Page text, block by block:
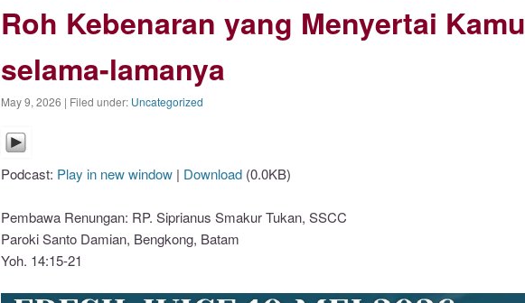
Roh Kebenaran yang Menyertai Kamu
selama-lamanya
May 9, 2026 | Filed under: Uncategorized
Podcast: Play in new window| Download(0.0KB)
Pembawa Renungan: RP. Siprianus Smakur Tukan, SSCC
Paroki Santo Damian, Bengkong, Batam
Yoh. 14:15-21